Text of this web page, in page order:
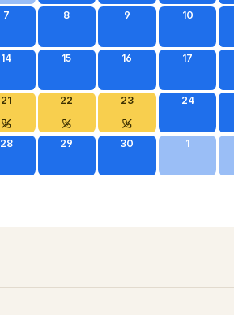
7 8 9 10
14 15 16 17
21 22 23 24
28 29 30 1